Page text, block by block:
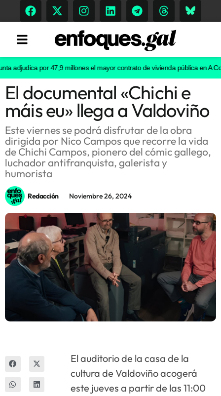
Tendencias
Memoria Histórica
Gastronomía
Escenarios
Sostenibilidad
Innova
adjudica por 47,9 millones el mayor contrato de vivienda pública en A
El documental «Chichi e
máis eu» llega a Valdoviño
Este viernes se podrá disfrutar de la obra
dirigida por Nico Campos que recorre la vida
de Chichi Campos, pionero del cómic gallego,
luchador antifranquista, galerista y
humorista
Redacción Noviembre 26, 2024
El auditorio de la casa de la
cultura de Valdoviño acogerá
este jueves a partir de las 11:00